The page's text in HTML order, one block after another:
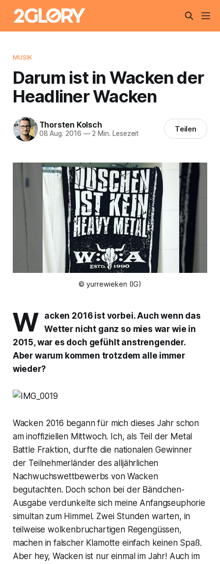
MUSIK
Darum ist in Wacken der
Headliner Wacken
Thorsten Kolsch
08 Aug. 2016 —2 Min. Lesezeit Teilen
© yurrewieken (IG)
W acken 2016 ist vorbei. Auch wenn das
Wetter nicht ganz so mies war wie in
2015, war es doch gefühlt anstrengender.
Aber warum kommen trotzdem alle immer
wieder?
Wacken 2016 begann für mich dieses Jahr schon
am inoffiziellen Mittwoch. Ich, als Teil der Metal
Battle Fraktion, durfte die nationalen Gewinner
der Teilnehmerländer des alljährlichen
Nachwuchswettbewerbs von Wacken
begutachten. Doch schon bei der Bändchen-
Ausgabe verdunkelte sich meine Anfangseuphorie
simultan zum Himmel. Zwei Stunden warten, in
teilweise wolkenbruchartigen Regengüssen,
machen in falscher Klamotte einfach keinen Spaß.
Aber hey, Wacken ist nur einmal im Jahr! Auch im